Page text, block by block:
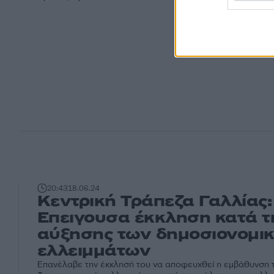
20:4318.06.24
Κεντρική Τράπεζα Γαλλίας:
Επειγουσα έκκληση κατά
αύξησης των
ελλειμμάτων
Επανέλαβε την έκκλησή του να αποφευχθεί η εμβάθυνση